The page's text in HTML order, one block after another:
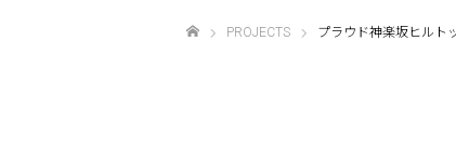
PROJECTS プラウド神楽坂ヒルト